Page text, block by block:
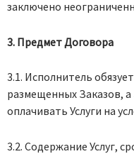
заключено
3. Предмет Договора
3.1. Исполнитель
размещенных Заказов, а
оплачивать Услуги на
3.2. Содержание Услуг,